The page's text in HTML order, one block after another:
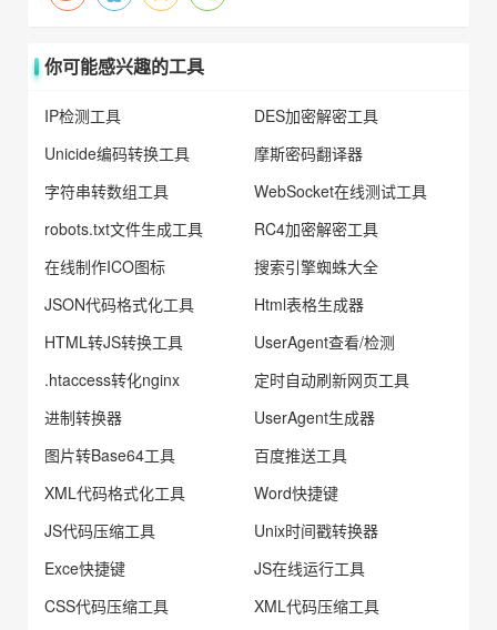
你可能感兴趣的工具
IP检测工具
DES加密解密工具
Unicide编码转换工具
摩斯密码翻译器
字符串转数组工具
WebSocket在线测试工具
robots.txt文件生成工具
RC4加密解密工具
在线制作ICO图标
搜索引擎蜘蛛大全
JSON代码格式化工具
Html表格生成器
HTML转JS转换工具
UserAgent查看/检测
.htaccess转化nginx
定时自动刷新网页工具
进制转换器
UserAgent生成器
图片转Base64工具
百度推送工具
XML代码格式化工具
Word快捷键
JS代码压缩工具
Unix时间戳转换器
Exce快捷键
JS在线运行工具
CSS代码压缩工具
XML代码压缩工具